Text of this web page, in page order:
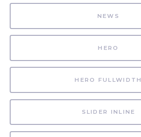
NEWS
HERO
HERO FULLWIDTH
SLIDER INLINE